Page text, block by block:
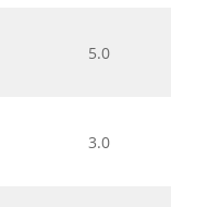
5.0
3.0